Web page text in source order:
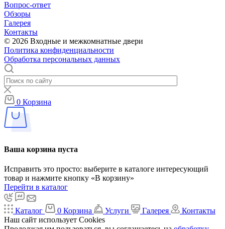
Вопрос-ответ
Обзоры
Галерея
Контакты
© 2026 Входные и межкомнатные двери
Политика конфиденциальности
Обработка персональных данных
0 Корзина
Ваша корзина пуста
Исправить это просто: выберите в каталоге интересующий
товар и нажмите кнопку «В корзину»
Перейти в каталог
Каталог 0 Корзина Услуги Галерея
Контакты
Наш сайт использует Cookies